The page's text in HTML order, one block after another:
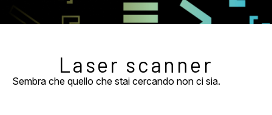
Laser scanner
Sembra che quello che stai cercando non ci sia.